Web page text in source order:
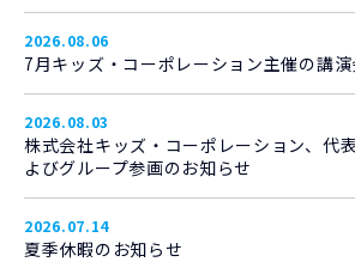
2026.08.06
7月キッズ・コーポレーション主催の講
2026.08.03
株式会社キッズ・コーポレーション、代
よびグループ参画のお知らせ
2026.07.14
夏季休暇のお知らせ